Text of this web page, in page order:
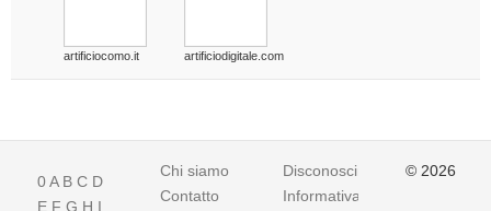
artificiocomo.it artificiodigitale.com
0A B C D
E F G H I
Chi siamo
Contatto
Disconoscimento
Informativa
© 2026